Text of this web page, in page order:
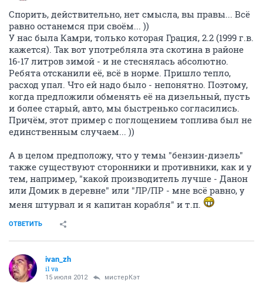
Спорить, действительно, нет смысла, вы правы... Всё
равно останемся при своём... ))
У нас была Камри, только которая Грация, 2.2 (1999 г.в.
кажется). Так вот употребляла эта скотина в районе
16-17 литров зимой - и не стеснялась абсолютно.
Ребята отсканили её, всё в норме. Пришло тепло,
расход упал. Что ей надо было - непонятно. Поэтому,
когда предложили обменять её на дизельный, пусть
и более старый, авто, мы быстренько согласились.
Причём, этот пример с поглощением топлива был не
единственным случаем... ))
А в целом предположу, что у темы "бензин-дизель"
также существуют сторонники и противники, как и у
тем, например, "какой производитель лучше - Данон
или Домик в деревне" или "ЛР/ПР - мне всё равно, у
меня штурвал и я капитан корабля" и т.п.
ОТВЕТИТЬ
ivаn_zh
il va
15 июля 2012 мистерКэт